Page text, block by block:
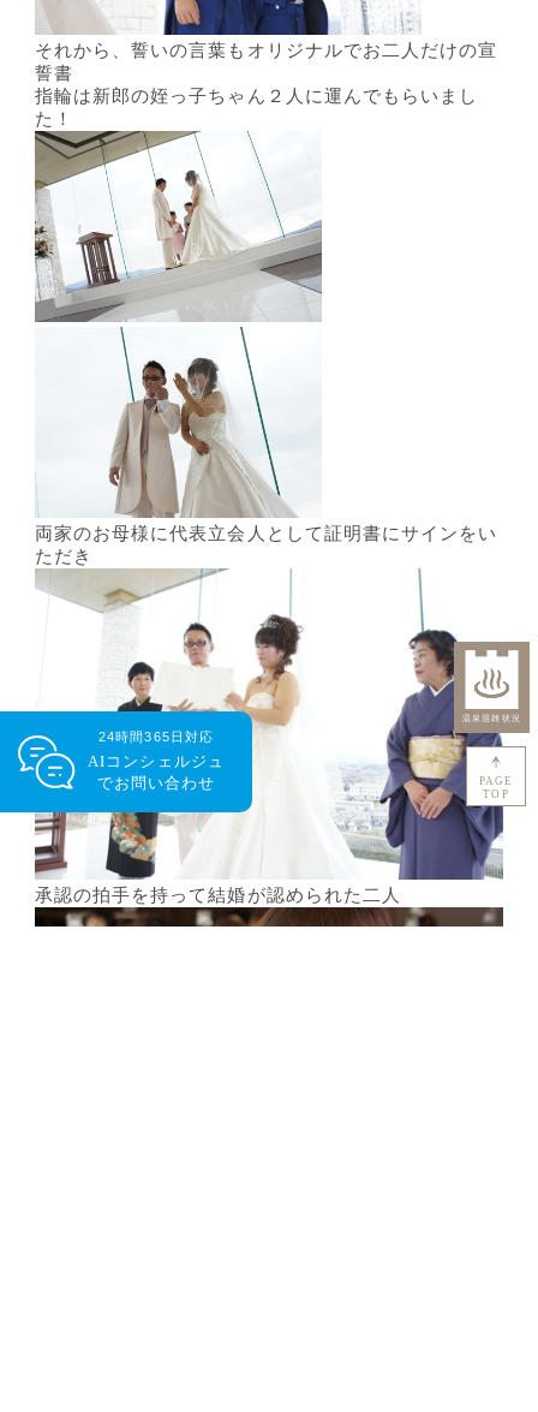
それから、誓いの言葉もオリジナルでお二人だけの宣
誓書
指輪は新郎の姪っ子ちゃん２人に運んでもらいまし
た！
両家のお母様に代表立会人として証明書にサインをい
ただき
承認の拍手を持って結婚が認められた二人
PAGE
TOP
24時間365日対応
AIコンシェルジュ
でお問い合わせ